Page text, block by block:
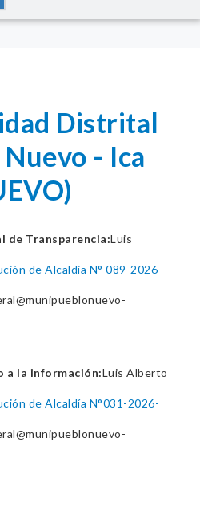
Distrital
- Ica
de Transparencia:Luis
de Alcaldia N° 089-2026-
a la información:Luis Alberto
de Alcaldía N°031-2026-